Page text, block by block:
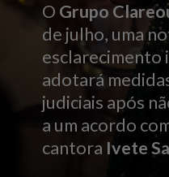
O Grupo
de julho, uma
esclarecimento
adotará
judiciais após
a um acordo
cantora Ivete